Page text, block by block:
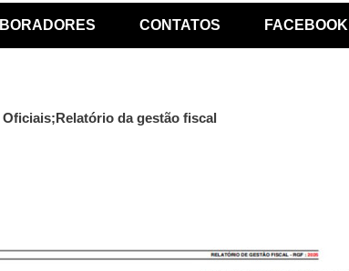
CONTATOS FACEBOOK
da gestão fiscal